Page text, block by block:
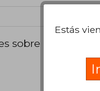
sobre el libro
Estás